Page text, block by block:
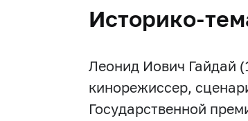
Историко-
Леонид Иович Гайдай
кинорежиссер,
Государственной